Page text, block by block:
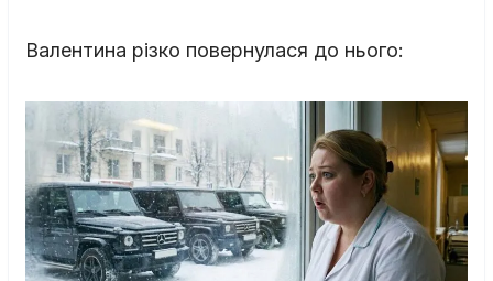
Валентина різко повернулася до нього: